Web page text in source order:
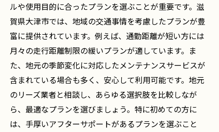
ルや使用目的に合ったプランを選ぶことが重要です。滋
賀県大津市では、地域の交通事情を考慮したプランが豊
富に提供されています。例えば、通勤距離が短い方には
月々の走行距離制限の緩いプランが適しています。ま
た、地元の季節変化に対応したメンテナンスサービスが
含まれている場合も多く、安心して利用可能です。地元
のリーズ業者と相談し、あらゆる選択肢を比較しなが
ら、最適なプランを選びましょう。特に初めての方に
は、手厚いアフターサポートがあるプランを選ぶこと